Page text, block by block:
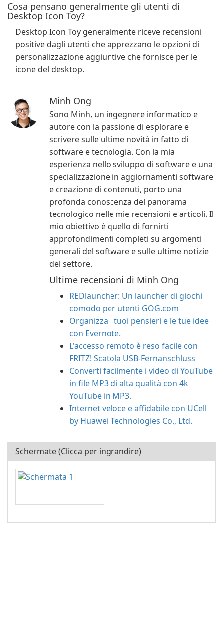
Cosa pensano generalmente gli utenti di
Desktop Icon Toy?
Desktop Icon Toy generalmente riceve recensioni
positive dagli utenti che apprezzano le opzioni di
personalizzazione aggiuntive che fornisce per le
icone del desktop.
Minh Ong
Sono Minh, un ingegnere informatico e
autore con la passione di esplorare e
scrivere sulle ultime novità in fatto di
software e tecnologia. Con la mia
esperienza nello sviluppo di software e una
specializzazione in aggiornamenti software
e creazione di contenuti, porto una
profonda conoscenza del panorama
tecnologico nelle mie recensioni e articoli. Il
mio obiettivo è quello di fornirti
approfondimenti completi su argomenti
generali del software e sulle ultime notizie
del settore.
Ultime recensioni di Minh Ong
REDlauncher: Un launcher di giochi
comodo per utenti GOG.com
Organizza i tuoi pensieri e le tue idee
con Evernote.
L'accesso remoto è reso facile con
FRITZ! Scatola USB-Fernanschluss
Converti facilmente i video di YouTube
in file MP3 di alta qualità con 4k
YouTube in MP3.
Internet veloce e affidabile con UCell
by Huawei Technologies Co., Ltd.
Schermate (Clicca per ingrandire)